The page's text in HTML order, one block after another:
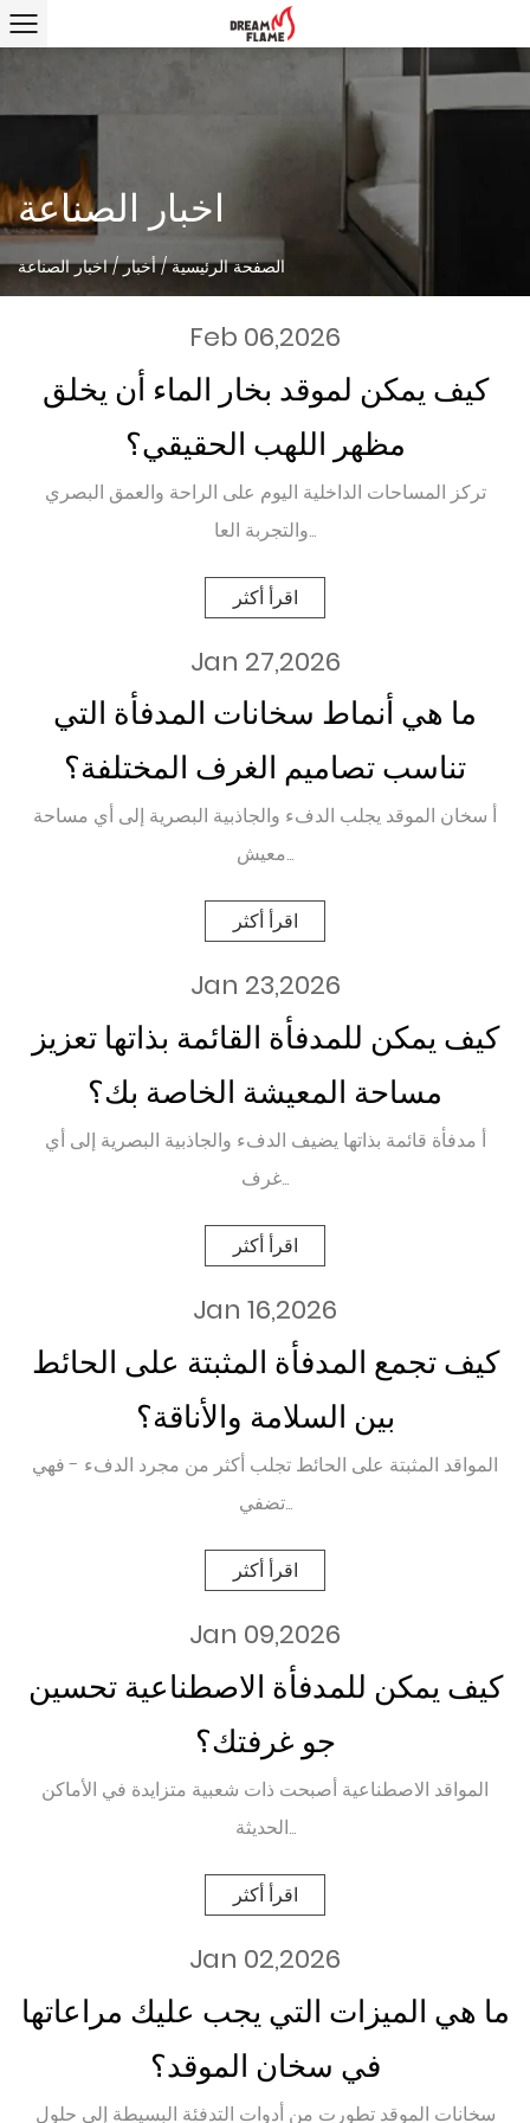
اخبار الصناعة
الصفحة الرئيسية/أخبار/اخبار الصناعة
Feb 06,2026
كيف يمكن لموقد بخار الماء أن يخلق
مظهر اللهب الحقيقي؟
تركز المساحات الداخلية اليوم على الراحة والعمق البصري
والتجربة العا...
اقرأ أكثر
Jan 27,2026
ما هي أنماط سخانات المدفأة التي
تناسب تصاميم الغرف المختلفة؟
أ سخان الموقد يجلب الدفء والجاذبية البصرية إلى أي مساحة
معيش...
اقرأ أكثر
Jan 23,2026
كيف يمكن للمدفأة القائمة بذاتها تعزيز
مساحة المعيشة الخاصة بك؟
أ مدفأة قائمة بذاتها يضيف الدفء والجاذبية البصرية إلى أي
غرف...
اقرأ أكثر
Jan 16,2026
كيف تجمع المدفأة المثبتة على الحائط
بين السلامة والأناقة؟
المواقد المثبتة على الحائط تجلب أكثر من مجرد الدفء - فهي
تضفي...
اقرأ أكثر
Jan 09,2026
كيف يمكن للمدفأة الاصطناعية تحسين
جو غرفتك؟
المواقد الاصطناعية أصبحت ذات شعبية متزايدة في الأماكن
الحديثة...
اقرأ أكثر
Jan 02,2026
ما هي الميزات التي يجب عليك مراعاتها
في سخان الموقد؟
سخانات الموقد تطورت من أدوات التدفئة البسيطة إلى حلول